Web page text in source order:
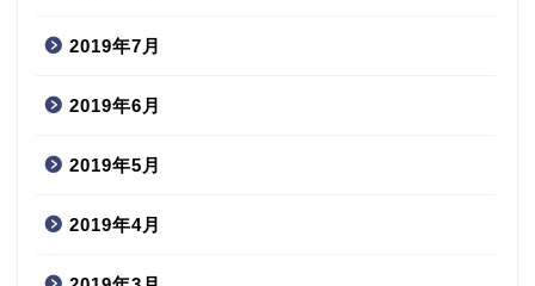
2019年7月
2019年6月
2019年5月
2019年4月